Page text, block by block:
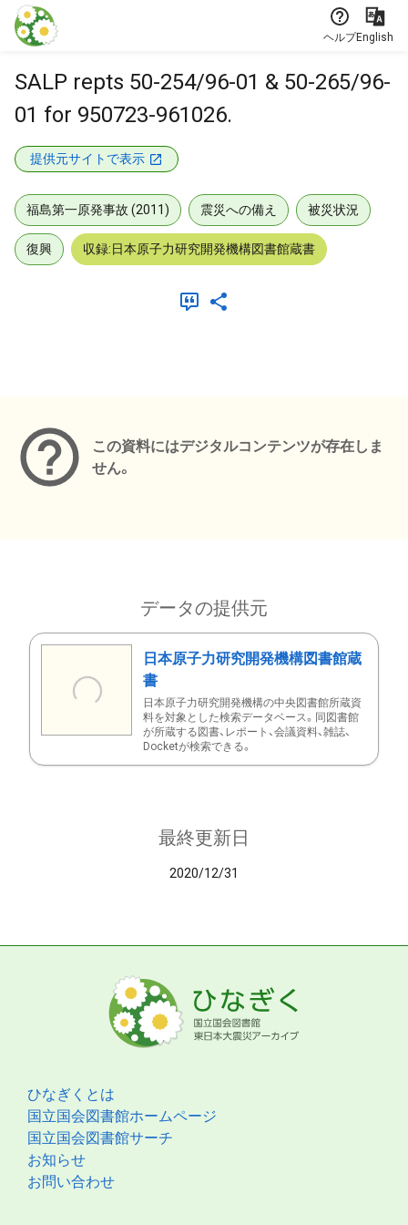
本文に飛ぶ
ヘルプEnglish
SALP repts 50-254/96-01 & 50-265/96-
01 for 950723-961026.
提供元サイトで表示
福島第一原発事故 (2011) 震災への備え 被災状況
復興 収録:日本原子力研究開発機構図書館蔵書
この資料にはデジタルコンテンツが存在しま
せん。
データの提供元
日本原子力研究開発機構図書館蔵
書
日本原子力研究開発機構の中央図書館所蔵資
料を対象とした検索データベース。同図書館
が所蔵する図書、レポート、会議資料、雑誌、
Docketが検索できる。
最終更新日
2020/12/31
ひなぎくとは
国立国会図書館ホームページ
国立国会図書館サーチ
お知らせ
お問い合わせ